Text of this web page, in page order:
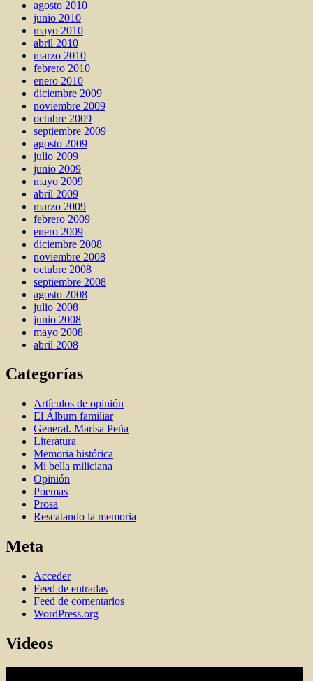
agosto 2010
junio 2010
mayo 2010
abril 2010
marzo 2010
febrero 2010
enero 2010
diciembre 2009
noviembre 2009
octubre 2009
septiembre 2009
agosto 2009
julio 2009
junio 2009
mayo 2009
abril 2009
marzo 2009
febrero 2009
enero 2009
diciembre 2008
noviembre 2008
octubre 2008
septiembre 2008
agosto 2008
julio 2008
junio 2008
mayo 2008
abril 2008
Categorías
Artí­culos de opinión
El Álbum familiar
General. Marisa Peña
Literatura
Memoria histórica
Mi bella miliciana
Opinión
Poemas
Prosa
Rescatando la memoria
Meta
Acceder
Feed de entradas
Feed de comentarios
WordPress.org
Videos